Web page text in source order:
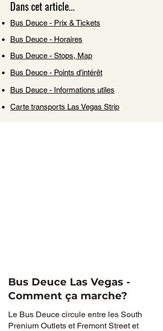
Dans cet article...
Bus Deuce - Prix & Tickets
Bus Deuce - Horaires
Bus Deuce - Stops, Map
Bus Deuce - Points d'intérêt
Bus Deuce - Informations utiles
Carte transports Las Vegas Strip
Bus Deuce Las Vegas -
Comment ça marche?
Le Bus Deuce circule entre les South
Prenium Outlets et Fremont Street et